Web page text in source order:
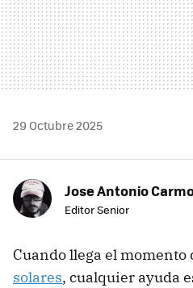
29 Octubre 2025
Jose Antonio
Editor Senior
Cuando llega el momento
solares, cualquier ayuda